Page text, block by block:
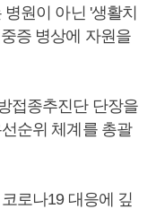
원이 아닌 '생활치
증 병상에 자원을
접종추진단 단장을
순위 체계를 총괄
로나19 대응에 깊